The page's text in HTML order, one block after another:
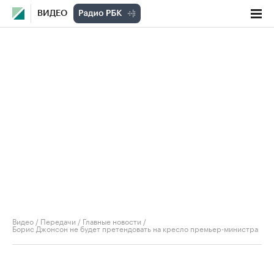
ВИДЕО
Видео / Передачи / Главные новости /
Борис Джонсон не будет претендовать на кресло премьер-министра